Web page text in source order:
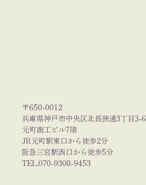
〒650-0012
兵庫県神戸市中央区北長狭通3丁目3-6
元町商工ビル7階
JR元町駅東口から徒歩2分
阪急三宮駅西口から徒歩5分
TEL.070-9308-9453